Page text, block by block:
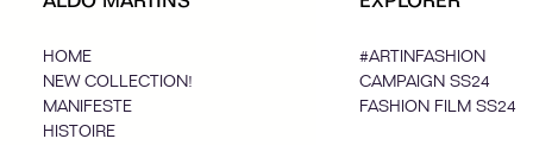
HOME
NEW COLLECTION!
MANIFESTE
HISTOIRE
#ARTINFASHION
CAMPAIGN SS24
FASHION FILM SS24